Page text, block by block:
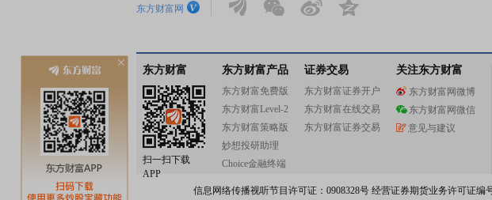
东方财富网
东方财富
扫一扫下载
APP
东方财富产品
东方财富免费版
东方财富Level-2
东方财富策略版
妙想投研助理
Choice金融终端
证券交易
东方财富证券开户
东方财富在线交易
东方财富证券交易
关注东方财富
东方财富网微博
东方财富网微信
意见与建议
信息网络传播视听节目许可证：0908328号 经营证券期货业务许可证编